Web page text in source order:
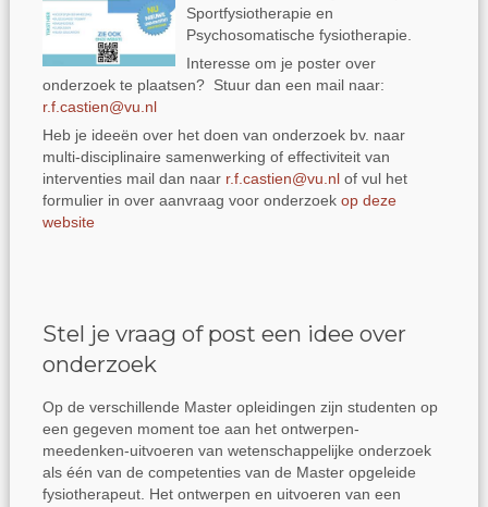
Sportfysiotherapie en
Psychosomatische fysiotherapie.
Interesse om je poster over
onderzoek te plaatsen? Stuur dan een mail naar:
r.f.castien@vu.nl
Heb je ideeën over het doen van onderzoek bv. naar
multi-disciplinaire samenwerking of effectiviteit van
interventies mail dan naar r.f.castien@vu.nl of vul het
formulier in over aanvraag voor onderzoek op deze
website
Stel je vraag of post een idee over
onderzoek
Op de verschillende Master opleidingen zijn studenten op
een gegeven moment toe aan het ontwerpen-
meedenken-uitvoeren van wetenschappelijke onderzoek
als één van de competenties van de Master opgeleide
fysiotherapeut. Het ontwerpen en uitvoeren van een